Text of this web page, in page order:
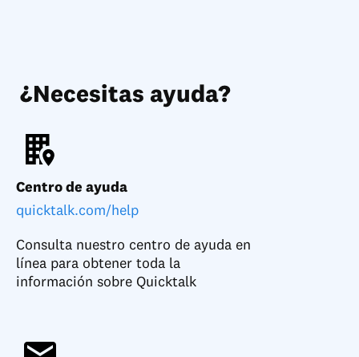
¿Necesitas ayuda?
Centro de ayuda
quicktalk.com/help
Consulta nuestro centro de ayuda en
línea para obtener toda la
información sobre Quicktalk